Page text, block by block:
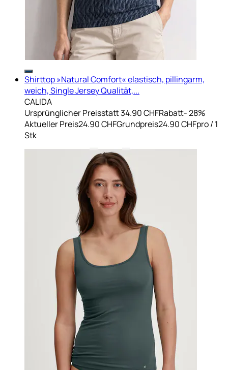
Shirttop »Natural Comfort« elastisch, pillingarm,
weich, Single Jersey Qualität,...
CALIDA
Ursprünglicher Preisstatt 34.90 CHFRabatt- 28%
Aktueller Preis24.90 CHFGrundpreis24.90 CHFpro/ 1
Stk